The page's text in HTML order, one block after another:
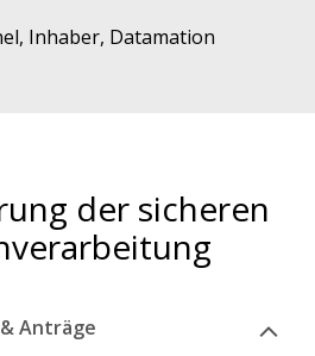
Inhaber, Datamation
der sicheren
Anträge